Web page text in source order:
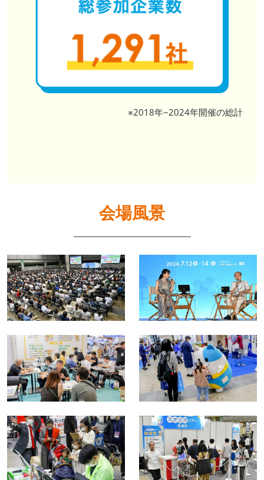
※2018年~2024年開催の総計
会場風景